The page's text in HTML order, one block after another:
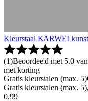
Kleurstaal KARWEI
(1)Beoordeeld met 5.0
met korting
Gratis kleurstalen (max. 5)
Gratis kleurstalen (max.
0.99